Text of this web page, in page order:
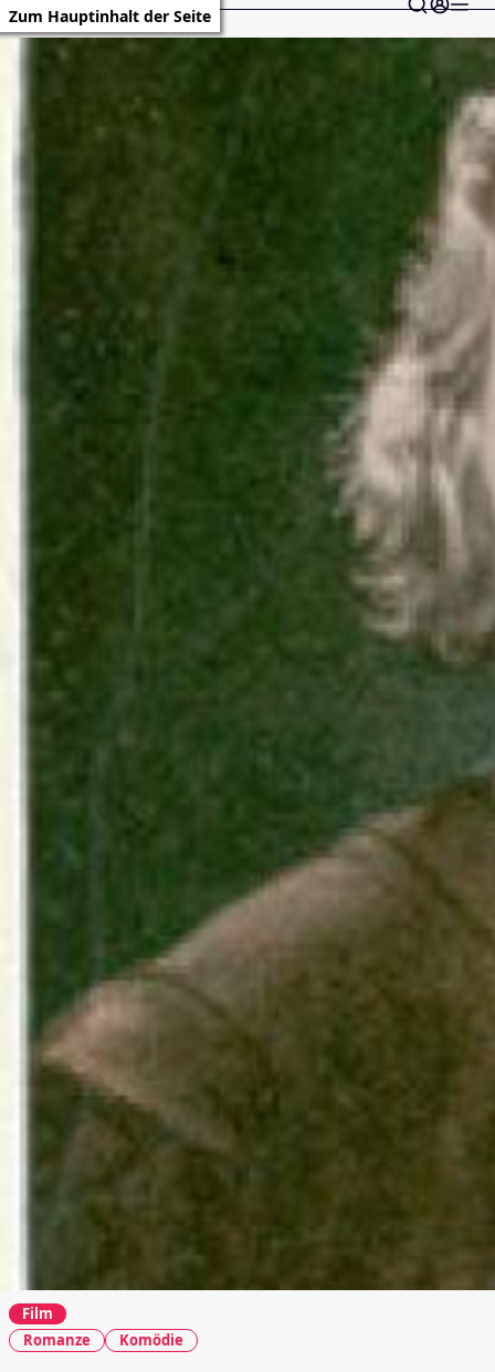
Zum Hauptinhalt der Seite
Film
Romanze
Komödie